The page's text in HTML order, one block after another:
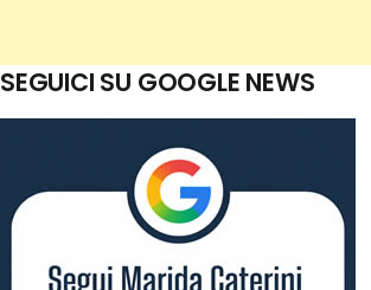
SEGUICI SU GOOGLE NEWS